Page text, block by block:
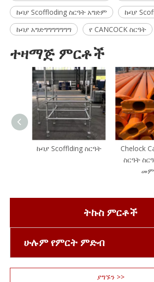
ኩባያ Scoffloding ስርዓት አግድም
ኩባያ
ኩባያ አግድግግግግግግግ
የ CANCOCK ስርዓት
ተዛማጅ ምርቶች
ኩባያ Scofflding ስርዓት
Chelock
ስርዓት
ትኩስ ምርቶች
ሁሉም የምርት ምድብ
ያግኙን >>